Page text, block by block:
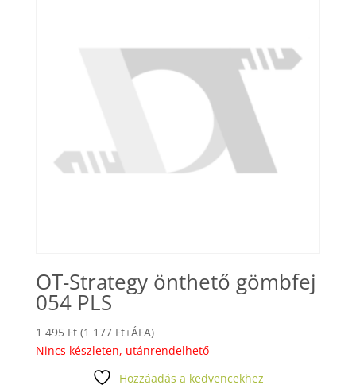
OT-Strategy önthető gömbfej
054 PLS
1 495 Ft (1 177 Ft+ÁFA)
Nincs készleten, utánrendelhető
Hozzáadás a kedvencekhez